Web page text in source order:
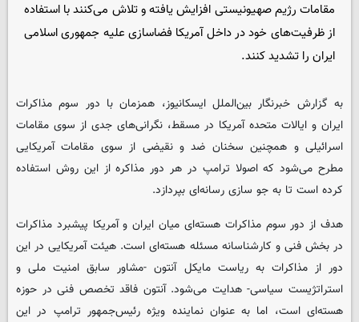
مقامات رژیم صهیونیستی افزایش یافته و تلاش می‌کنند با استفاده
از ظرفیت‌های خود در داخل آمریکا فضاسازی علیه جمهوری اسلامی
ایران را تشدید کنند.
به گزارش خبرنگار بین‌المللایسکانیوز، همزمان با دور سوم مذاکرات
ایران و ایالات متحده آمریکا در مسقط، نگرانی‌های جدی از سوی مقامات
اسرائیلی و همچنین سخنان ضد و نقیضی از سوی مقامات آمریکایی
مطرح می‌شود که اصولا ترامپ در هر دور مذاکره از این روش استفاده
کرده است تا به جو سازی رسانه‌ای بپردازد.
هدف از دور سوم مذاکرات هسته‌ای میان ایران و آمریکا پیشبرد مذاکرات
در بخش فنی و کارشناسانه مسئله هسته‌ای است. هیئت آمریکایی در این
دور از مذاکرات به ریاست مایکل آنتون -مشاور سابق امنیت ملی و
استراتژیست سیاسی- هدایت می‌شود. آنتون فاقد تخصص فنی در حوزه
هسته‌ای است، اما به عنوان نماینده ویژه رئیس‌جمهور ترامپ در این